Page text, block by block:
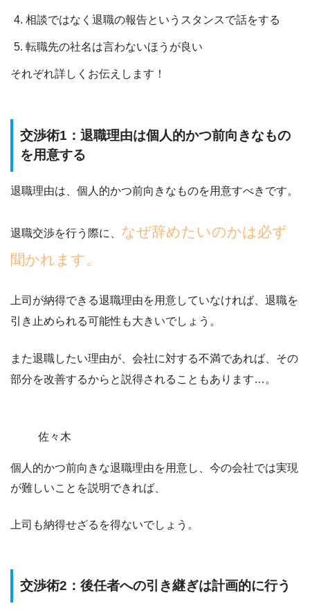
相談ではなく退職の報告というスタンスで話をする
転職先の社名は言わないほうが良い
それぞれ詳しくお伝えします！
交渉術1：退職理由は個人的かつ前向きなもの
を用意する
退職理由は、個人的かつ前向きなものを用意すべきです。
退職交渉を行う際に、 なぜ辞めたいのかは必ず
聞かれます。
上司が納得できる退職理由を用意していなければ、退職を
引き止められる可能性も大きいでしょう。
また退職したい理由が、 会社に対する不満であれば、その
部分を改善するからと説得される こともあります…。
佐々木
個人的かつ前向きな退職理由を用意し、 今の会社では実現
が難しいことを説明できれば
上司も納得せざるを得ないでしょう。
交渉術2：後任者への引き継ぎは計画的に行う